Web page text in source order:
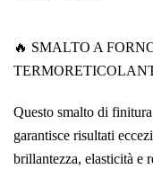
🔥 SMALTO A
Questo smalto di
garantisce risultati
brillantezza, elasticità e